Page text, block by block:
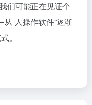
们可能正在见证个
“人操作软件”逐渐
。